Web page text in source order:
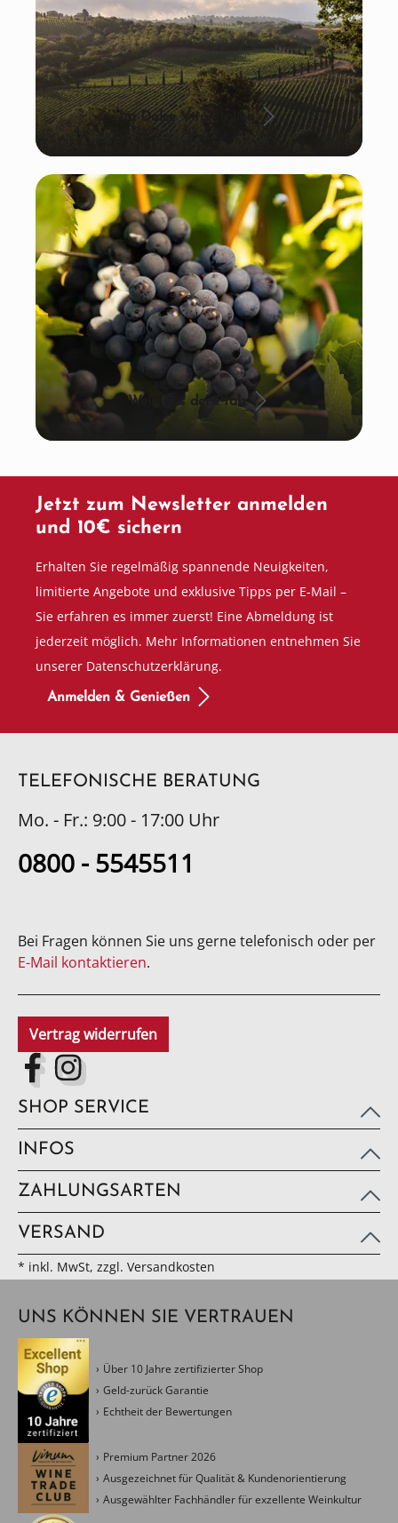
La Dolce Vita: Italien
Wein aus der Pfalz
Jetzt zum Newsletter anmelden
und 10€ sichern
Erhalten Sie regelmäßig spannende Neuigkeiten,
limitierte Angebote und exklusive Tipps per E-Mail –
Sie erfahren es immer zuerst! Eine Abmeldung ist
jederzeit möglich. Mehr Informationen entnehmen Sie
unserer Datenschutzerklärung.
Anmelden & Genießen
TELEFONISCHE BERATUNG
Mo. - Fr.: 9:00 - 17:00 Uhr
0800 - 5545511
Bei Fragen können Sie uns gerne telefonisch oder per
E-Mail kontaktieren.
Vertrag widerrufen
SHOP SERVICE
INFOS
ZAHLUNGSARTEN
VERSAND
* inkl. MwSt, zzgl. Versandkosten
UNS KÖNNEN SIE VERTRAUEN
Über 10 Jahre zertifizierter Shop
Geld-zurück Garantie
Echtheit der Bewertungen
Premium Partner 2026
Ausgezeichnet für Qualität & Kundenorientierung
Ausgewählter Fachhändler für exzellente Weinkultur